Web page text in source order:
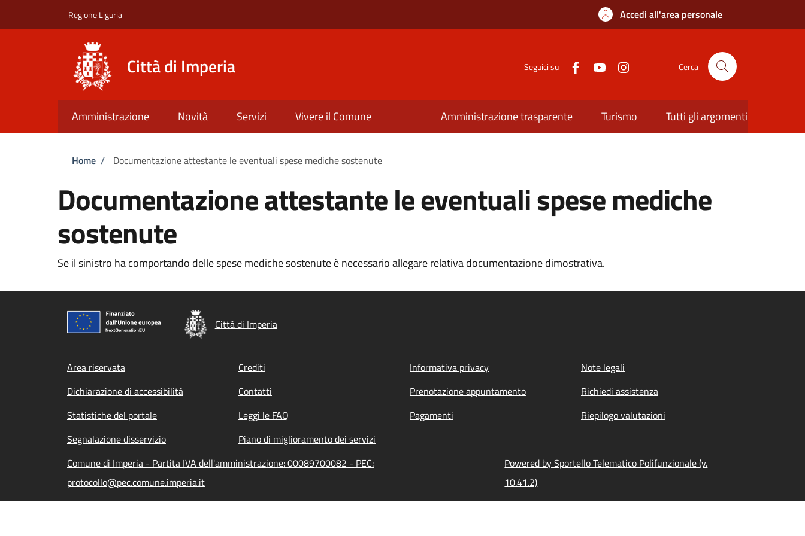
Regione Liguria Accedi all'area personale
Città di Imperia Seguici su Cerca
Amministrazione Novità Servizi Vivere il Comune Amministrazione trasparente Turismo Tutti gli argomenti
Briciole di pane
Home / Documentazione attestante le eventuali spese mediche sostenute
Documentazione attestante le eventuali spese mediche
sostenute
Se il sinistro ha comportando delle spese mediche sostenute è necessario allegare relativa documentazione dimostrativa.
Città di Imperia
Footer menu
Area riservata Crediti Informativa privacy
Note legali
Dichiarazione di accessibilità
Contatti Prenotazione appuntamento
Richiedi assistenza
Statistiche del portale
Leggi le FAQ Pagamenti
Riepilogo valutazioni
Segnalazione disservizio
Piano di miglioramento dei servizi
Comune di Imperia - Partita IVA dell'amministrazione: 00089700082 - PEC:
protocollo@pec.comune.imperia.it
Powered by Sportello Telematico Polifunzionale (v.
10.41.2)